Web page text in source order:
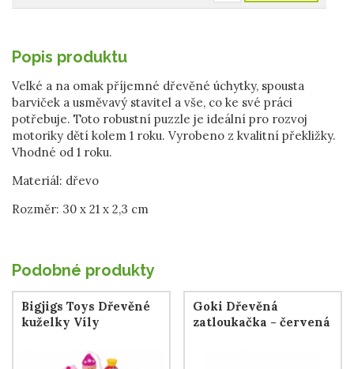
Popis produktu
Velké a na omak příjemné dřevěné úchytky, spousta
barviček a usměvavý stavitel a vše, co ke své práci
potřebuje. Toto robustní puzzle je ideální pro rozvoj
motoriky dětí kolem 1 roku. Vyrobeno z kvalitní překližky.
Vhodné od 1 roku.
Materiál: dřevo
Rozměr: 30 x 21 x 2,3 cm
Podobné produkty
Bigjigs Toys Dřevěné
kuželky Víly
Goki Dřevěná
zatloukačka - červená